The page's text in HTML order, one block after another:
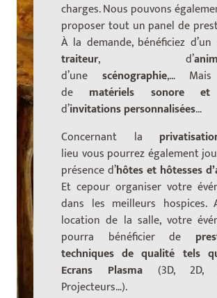
charges. Nous pouvons
proposer tout un panel de
À la demande, bénéficiez d’un
traiteur, d’
d’une scénographie,… Mais
de matériels sonore
d’invitations personnalisées…
Concernant la
lieu vous pourrez également
présence d’hôtes et hôtesses
Et cepour organiser votre
dans les meilleurs hospices.
location de la salle, votre
pourra bénéficier de
techniques de qualité tels
Ecrans Plasma (3D, 2D,
Projecteurs…).